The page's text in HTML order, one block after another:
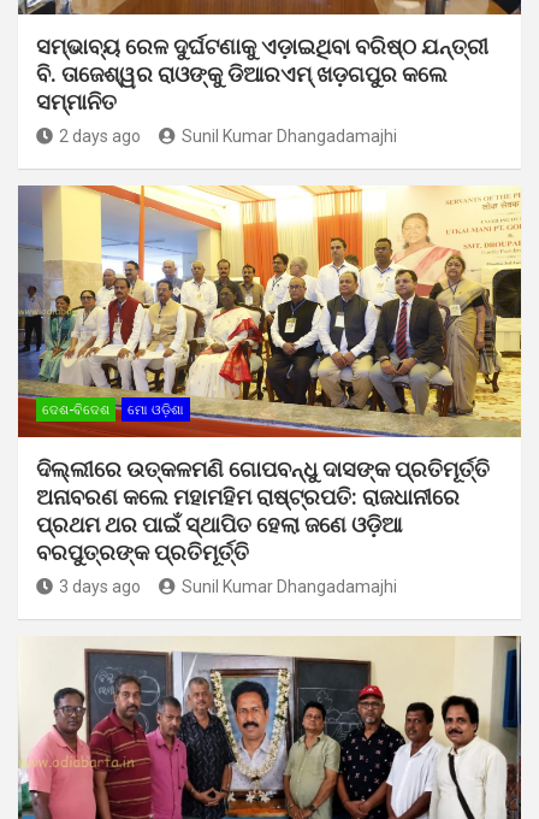
ସମ୍ଭାବ୍ୟ ରେଳ ଦୁର୍ଘଟଣାକୁ ଏଡ଼ାଇଥିବା ବରିଷ୍ଠ ଯନ୍ତ୍ରୀ
ବି. ତାଜେଶ୍ୱର ରାଓଙ୍କୁ ଡିଆରଏମ୍ ଖଡ଼ଗପୁର କଲେ
ସମ୍ମାନିତ
2 days ago Sunil Kumar Dhangadamajhi
ଦେଶ-ବିଦେଶ ମୋ ଓଡ଼ିଶା
ଦିଲ୍ଲୀରେ ଉତ୍କଳମଣି ଗୋପବନ୍ଧୁ ଦାସଙ୍କ ପ୍ରତିମୂର୍ତ୍ତି
ଅନାବରଣ କଲେ ମହାମହିମ ରାଷ୍ଟ୍ରପତି: ରାଜଧାନୀରେ
ପ୍ରଥମ ଥର ପାଇଁ ସ୍ଥାପିତ ହେଲା ଜଣେ ଓଡ଼ିଆ
ବରପୁତ୍ରଙ୍କ ପ୍ରତିମୂର୍ତ୍ତି
3 days ago Sunil Kumar Dhangadamajhi